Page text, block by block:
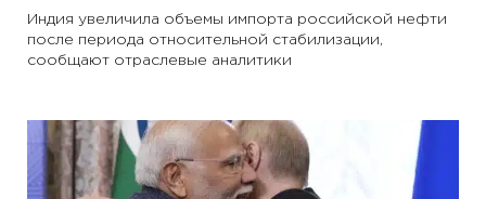
Индия увеличила объемы импорта российской нефти
после периода относительной стабилизации,
сообщают отраслевые аналитики